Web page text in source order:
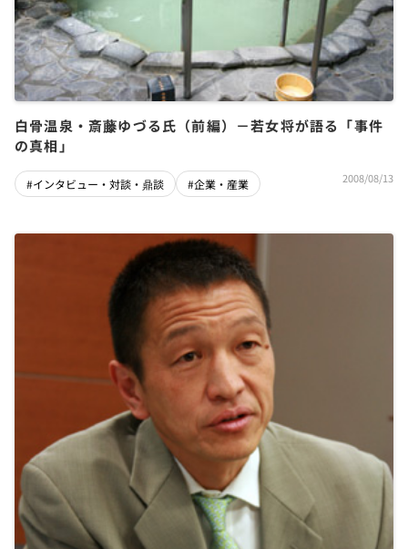
白骨温泉・斎藤ゆづる氏（前編）－若女将が語る「事件
の真相」
#インタビュー・対談・鼎談 #企業・産業 2008/08/13